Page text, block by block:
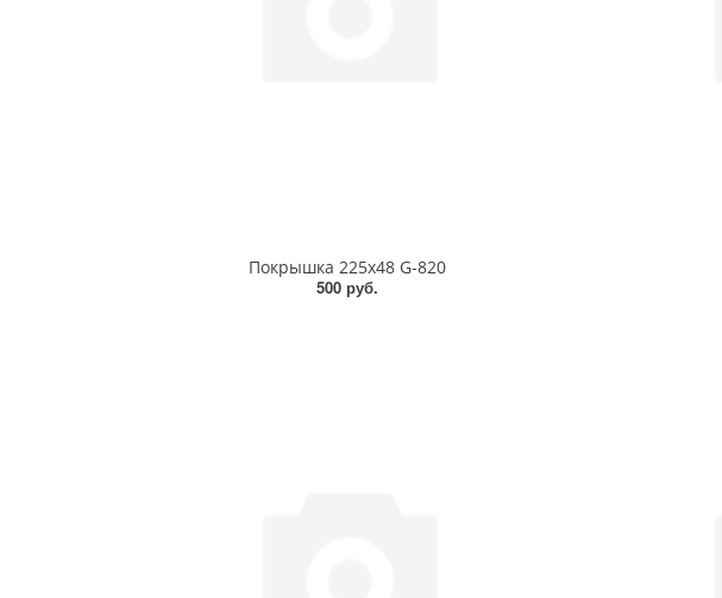
Покрышка 225х48 G-820
500 руб.